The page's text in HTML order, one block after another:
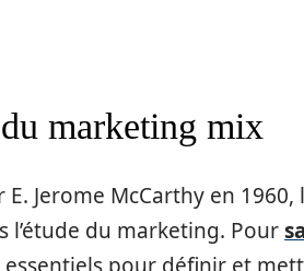
marketing mix
Jerome McCarthy en
l’étude du marketing. Pour